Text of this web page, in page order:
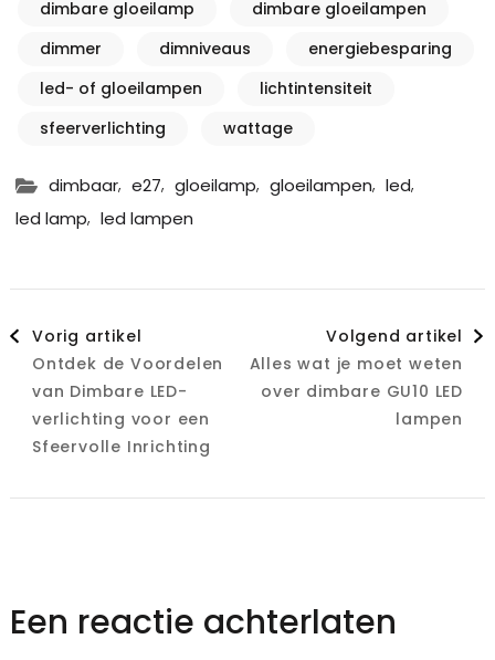
dimbare gloeilamp
dimbare gloeilampen
dimmer
dimniveaus
energiebesparing
led- of gloeilampen
lichtintensiteit
sfeerverlichting
wattage
dimbaar, e27, gloeilamp, gloeilampen, led,
led lamp, led lampen
Berichtnavigatie
Vorig artikel
Ontdek de Voordelen
van Dimbare LED-
verlichting voor een
Sfeervolle Inrichting
Volgend artikel
Alles wat je moet weten
over dimbare GU10 LED
lampen
Een reactie achterlaten